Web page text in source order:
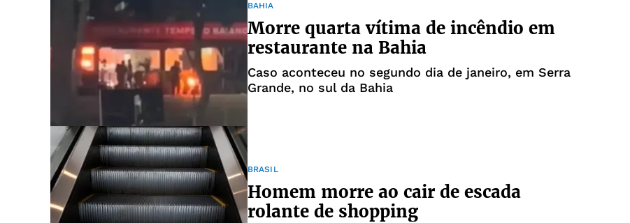
BAHIA
Morre quarta vítima de incêndio em
restaurante na Bahia
Caso aconteceu no segundo dia de janeiro, em Serra
Grande, no sul da Bahia
BRASIL
Homem morre ao cair de escada
rolante de shopping